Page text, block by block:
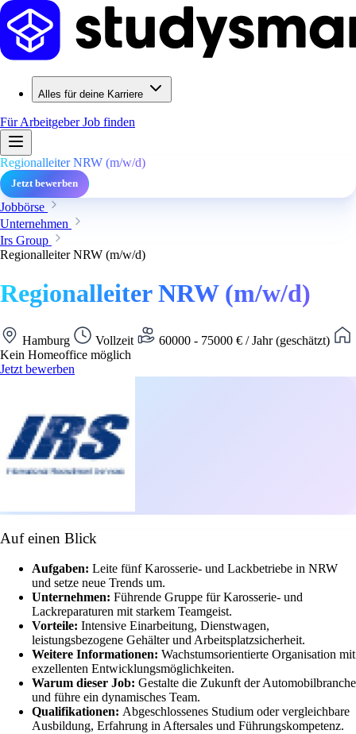
Alles für deine Karriere
Für ArbeitgeberJob finden
Regionalleiter NRW (m/w/d)
Jetzt bewerben
Jobbörse
Unternehmen
Irs Group
Regionalleiter NRW (m/w/d)
Regionalleiter NRW (m/w/d)
Hamburg Vollzeit
60000 - 75000 € / Jahr (geschätzt)
Kein Homeoffice möglich
Jetzt bewerben
Auf einen Blick
Aufgaben: Leite fünf Karosserie- und Lackbetriebe in NRW
und setze neue Trends um.
Unternehmen: Führende Gruppe für Karosserie- und
Lackreparaturen mit starkem Teamgeist.
Vorteile: Intensive Einarbeitung, Dienstwagen,
leistungsbezogene Gehälter und Arbeitsplatzsicherheit.
Weitere Informationen: Wachstumsorientierte Organisation mit
exzellenten Entwicklungsmöglichkeiten.
Warum dieser Job: Gestalte die Zukunft der Automobilbranche
und führe ein dynamisches Team.
Qualifikationen: Abgeschlossenes Studium oder vergleichbare
Ausbildung, Erfahrung in Aftersales und Führungskompetenz.